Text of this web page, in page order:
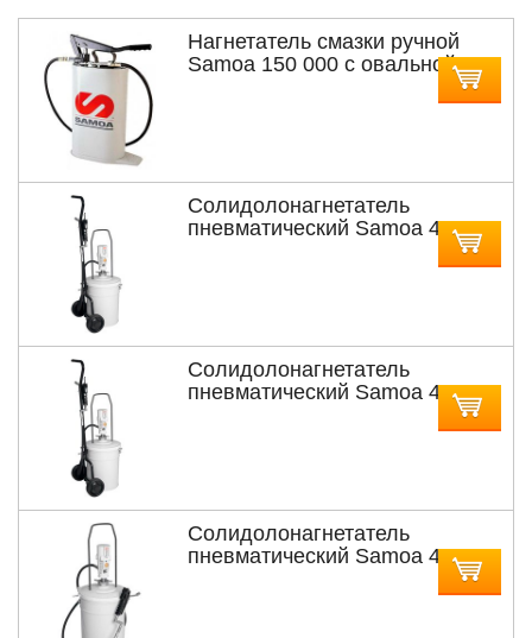
Нагнетатель смазки ручной
Samoa 150 000 с овальной
Солидолонагнетатель
пневматический Samoa 424
150 с насосом PM3 с тележкой
Солидолонагнетатель
пневматический Samoa 424
152 с насосом PM3 с тележкой
Солидолонагнетатель
пневматический Samoa 424
170 с насосом PM3 для бочек